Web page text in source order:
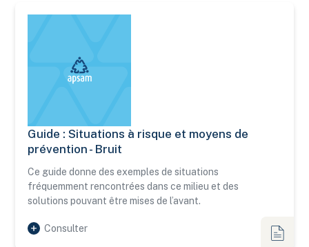
Guide : Situations à risque et moyens de prévention - Bruit
Guide : Situations à risque et moyens de
prévention - Bruit
Ce guide donne des exemples de situations
fréquemment rencontrées dans ce milieu et des
solutions pouvant être mises de l’avant.
Consulter